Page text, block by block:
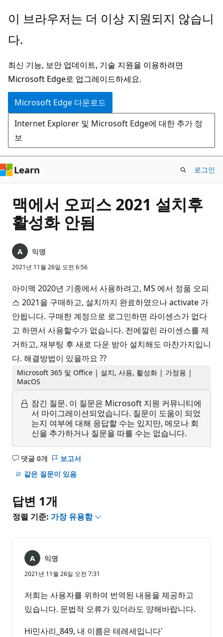
주
콘
츠
로
건
너
뛰
기
이 브라우저는 더 이상 지원되지 않습니
다.
최신 기능, 보안 업데이트, 기술 지원을 이용하려면
Microsoft Edge로 업그레이드하세요.
Microsoft Edge 다운로드
Internet Explorer 및 Microsoft Edge에 대한 추가 정
보
Learn 로그인
맥에서 오피스 2021 설치후
활성화 안됨
익명
2021년 11월 26일 오전 6:56
아이맥 2020년 기종에서 사용하려고, MS 에서 정품 오피
스 2021을 구매하고, 설치까지 완료하였으나 activate 가
안됩니다. 구매한 계정으로 로그인하면 라이센스가 없다
고 하면서 사용할수가 없습니다. 전에깔린 라이센스를 제
거하고, 재부팅 후 새로 다운 받아 설치해도 마찬가지입니
다. 해결방법이 있을까요 ??
Microsoft 365 및 Office | 설치, 사용, 활성화 | 가정용 |
MacOS
잠긴 질문. 이 질문은 Microsoft 지원 커뮤니티에
서 마이그레이션되었습니다. 질문이 도움이 되었
는지 여부에 대해 응답할 수는 있지만, 메모나 회
신을 추가하거나 질문을 따를 수는 없습니다.
댓글 0개
설
명
음
보고서
같은 질문이 있음
답변 1개
정렬 기준: 가장 유용함
익명
2021년 11월 26일 오전 7:31
저희는 사용자를 위하여 번역된 내용을 제공하고
있습니다. 문법적 오류가 있더라도 양해바랍니다.
Hi민사리_849, 내 이름은 테레세입니다'